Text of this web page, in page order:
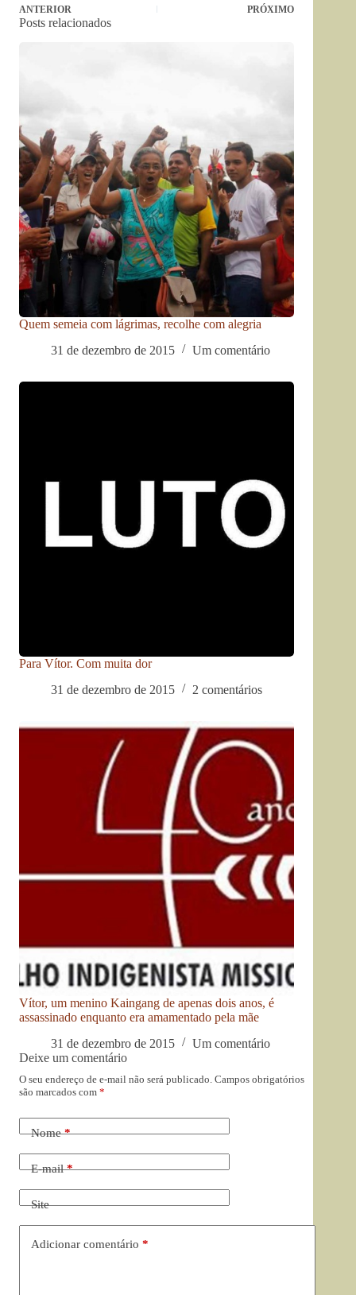
ANTERIOR PRÓXIMO
Posts relacionados
Quem semeia com lágrimas, recolhe com alegria
31 de dezembro de 2015
Um comentário
Para Vítor. Com muita dor
31 de dezembro de 2015
2 comentários
Vítor, um menino Kaingang de apenas dois anos, é
assassinado enquanto era amamentado pela mãe
31 de dezembro de 2015
Um comentário
Deixe um comentário
O seu endereço de e-mail não será publicado. Campos obrigatórios
são marcados com *
Nome*
E-mail*
Site
Adicionar comentário *